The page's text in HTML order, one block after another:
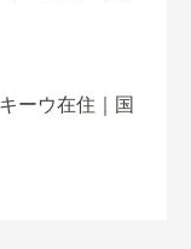
ーウ在住｜国